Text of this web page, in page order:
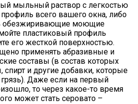
мыльный раствор с легкостью
всего вашего окна, либо
обезжиривающие моющие
пластиковый профиль
его жесткой поверхностью.
применять абразивные и
составы (в состав которых
спирт и другие добавки, которые
Даже если на первый
то через какое-то время
может стать серовато –